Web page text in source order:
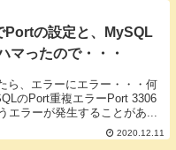
Portの設定と、MySQL
マったので・・・
ら、エラーにエラー・・・何
のPort重複エラーPort 3306
ラーが発生することがあ...
2020.12.11